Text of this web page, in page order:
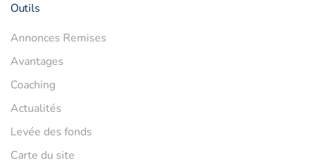
Outils
Annonces Remises
Avantages
Coaching
Actualités
Levée des fonds
Carte du site